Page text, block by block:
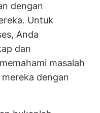
dengan
Untuk
Anda
dan
masalah
dengan